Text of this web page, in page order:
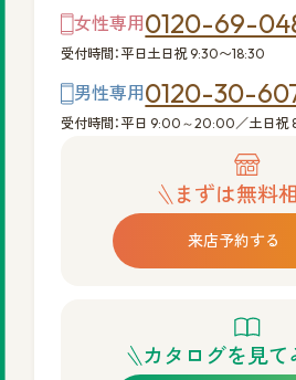
女性専用0120-69-
受付時間：平日土日祝 9:30〜18:30
男性専用0120-30-
受付時間：平日 9:00～20:00／土日祝
まずは無料
来店予約する
カタログを見て